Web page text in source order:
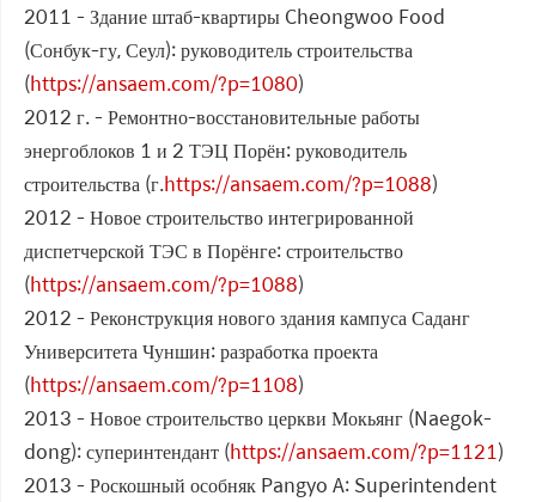
2011 - Здание штаб-квартиры Cheongwoo Food
(Сонбук-гу, Сеул): руководитель строительства
(https://ansaem.com/?p=1080)
2012 г. - Ремонтно-восстановительные работы
энергоблоков 1 и 2 ТЭЦ Порён: руководитель
строительства (г.https://ansaem.com/?p=1088)
2012 - Новое строительство интегрированной
диспетчерской ТЭС в Порёнге: строительство
(https://ansaem.com/?p=1088)
2012 - Реконструкция нового здания кампуса Саданг
Университета Чуншин: разработка проекта
(https://ansaem.com/?p=1108)
2013 - Новое строительство церкви Мокьянг (Naegok-
dong): суперинтендант (https://ansaem.com/?p=1121)
2013 - Роскошный особняк Pangyo A: Superintendent